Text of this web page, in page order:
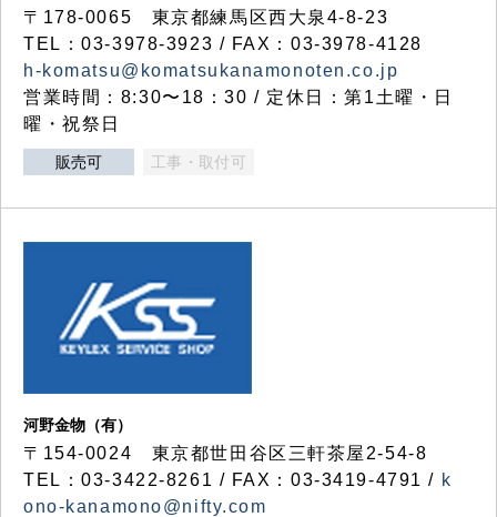
〒178-0065 東京都練馬区西大泉4-8-23
TEL：03-3978-3923 / FAX：03-3978-4128
h-komatsu@komatsukanamonoten.co.jp
営業時間：8:30〜18：30 / 定休日：第1土曜・日
曜・祝祭日
販売可 工事・取付可
河野金物（有）
〒154-0024 東京都世田谷区三軒茶屋2-54-8
TEL：03-3422-8261 / FAX：03-3419-4791 / k
ono-kanamono@nifty.com